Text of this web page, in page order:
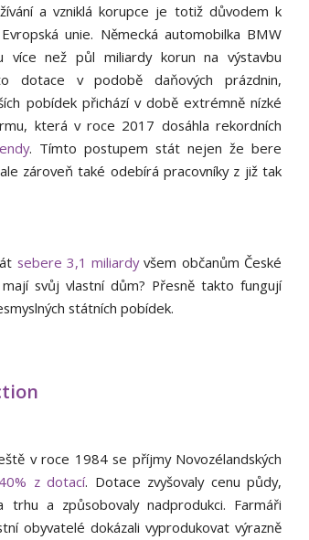
a vzniklá korupce je totiž důvodem k
unie. Německá automobilka BMW
než půl miliardy korun na výstavbu
dotace v podobě daňových prázdnin,
pobídek přichází v době extrémně nízké
která v roce 2017 dosáhla rekordních
. Tímto postupem stát nejen že bere
zároveň také odebírá pracovníky z již tak
sebere 3,1 miliardyvšem občanům České
svůj vlastní dům? Přesně takto fungují
státních pobídek.
v roce 1984 se příjmy Novozélandských
z dotací. Dotace zvyšovaly cenu půdy,
trhu a způsobovaly nadprodukci. Farmáři
obyvatelé dokázali vyprodukovat výrazně